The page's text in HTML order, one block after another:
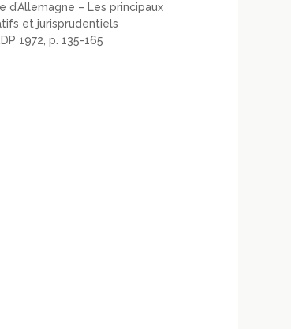
d’Allemagne – Les principaux
et jurisprudentiels
1972, p. 135-165